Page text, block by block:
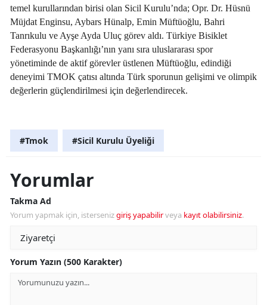
temel kurullarından birisi olan Sicil Kurulu’nda; Opr. Dr. Hüsnü
Müjdat Enginsu, Aybars Hünalp, Emin Müftüoğlu, Bahri
Tanrıkulu ve Ayşe Ayda Uluç görev aldı. Türkiye Bisiklet
Federasyonu Başkanlığı’nın yanı sıra uluslararası spor
yönetiminde de aktif görevler üstlenen Müftüoğlu, edindiği
deneyimi TMOK çatısı altında Türk sporunun gelişimi ve olimpik
değerlerin güçlendirilmesi için değerlendirecek.
#Tmok #Sicil Kurulu Üyeliği
Yorumlar
Takma Ad
Yorum yapmak için, istersenizgiriş yapabilirveya kayıt olabilirsiniz.
Yorum Yazın (500 Karakter)